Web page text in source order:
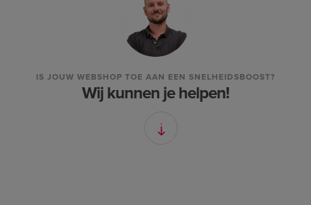
IS JOUW WEBSHOP TOE AAN EEN SNELHEIDSBOOST?
Wij kunnen je helpen!